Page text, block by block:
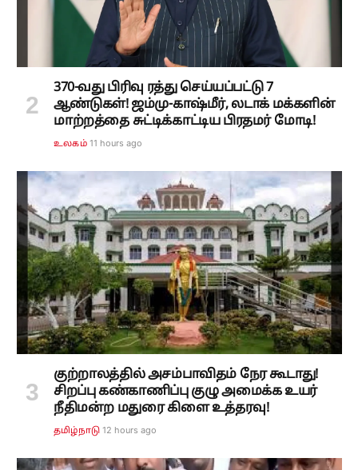
370-வது பிரிவு ரத்து செய்யப்பட்டு 7
ஆண்டுகள்! ஜம்மு-காஷ்மீர், லடாக் மக்களின்
மாற்றத்தை சுட்டிக்காட்டிய பிரதமர் மோடி!
உலகம் 11 hours ago
குற்றாலத்தில் அசம்பாவிதம் நேர கூடாது!
சிறப்பு கண்காணிப்பு குழு அமைக்க உயர்
நீதிமன்ற மதுரை கிளை உத்தரவு!
தமிழ்நாடு 12 hours ago